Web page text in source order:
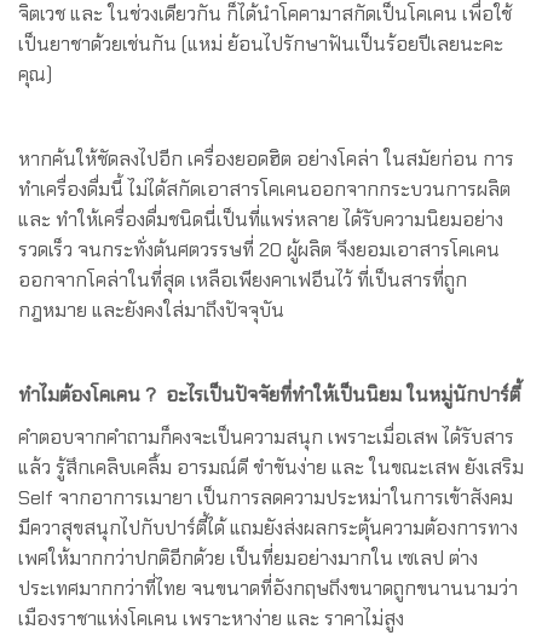
จิตเวช และ ในช่วงเดียวกัน ก็ได้นำโคคามาสกัดเป็นโคเคน เพื่อใช้
เป็นยาชาด้วยเช่นกัน (แหม่ ย้อนไปรักษาฟันเป็นร้อยปีเลยนะคะ
คุณ)
หากค้นให้ชัดลงไปอีก เครื่องยอดฮิต อย่างโคล่า ในสมัยก่อน การ
ทำเครื่องดื่มนี้ ไม่ได้สกัดเอาสารโคเคนออกจากกระบวนการผลิต
และ ทำให้เครื่องดื่มชนิดนี่เป็นที่แพร่หลาย ได้รับความนิยมอย่าง
รวดเร็ว จนกระทั่งต้นศตวรรษที่ 20 ผู้ผลิต จึงยอมเอาสารโคเคน
ออกจากโคล่าในที่สุด เหลือเพียงคาเฟอีนไว้ ที่เป็นสารที่ถูก
กฎหมาย และยังคงใส่มาถึงปัจจุบัน
ทำไมต้องโคเคน ? อะไรเป็นปัจจัยที่ทำให้เป็นนิยม ในหมู่นักปาร์ตี้
คำตอบจากคำถามก็คงจะเป็นความสนุก เพราะเมื่อเสพ ได้รับสาร
แล้ว รู้สึกเคลิบเคลิ้ม อารมณ์ดี ขำขันง่าย และ ในขณะเสพ ยังเสริม
Self จากอาการเมายา เป็นการลดความประหม่าในการเข้าสังคม
มีควาสุขสนุกไปกับปาร์ตี้ได้ แถมยังส่งผลกระตุ้นความต้องการทาง
เพศให้มากกว่าปกติอีกด้วย เป็นที่ยมอย่างมากใน เซเลป ต่าง
ประเทศมากกว่าที่ไทย จนขนาดที่อังกฤษถึงขนาดถูกขนานนามว่า
เมืองราชาแห่งโคเคน เพราะหาง่าย และ ราคาไม่สูง